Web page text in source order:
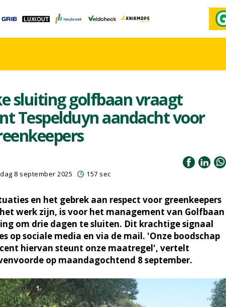
sluiting golfbaan vraagt
Tespelduyn aandacht voor
8 september 2025 157 sec
en het gebrek aan respect voor greenkeepers
werk zijn, is voor het management van Golfbaan
om drie dagen te sluiten. Dit krachtige signaal
op sociale media en via de mail. 'Onze boodschap
hiervan steunt onze maatregel', vertelt
op maandagochtend 8 september.